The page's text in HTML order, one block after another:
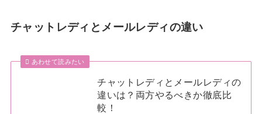
チャットレディとメールレディの違い
あわせて読みたい
チャットレディとメールレディの
違いは？両方やるべきか徹底比
較！